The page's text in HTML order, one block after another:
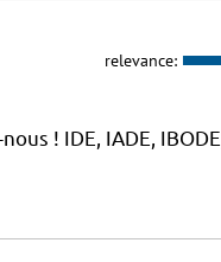
relevance:
! IDE, IADE,